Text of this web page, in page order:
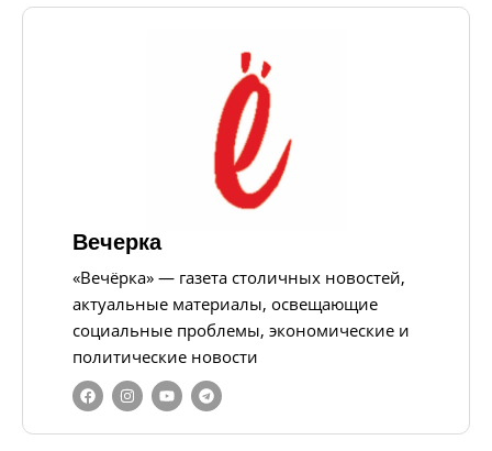
Вечерка
«Вечёрка» — газета столичных новостей,
актуальные материалы, освещающие
социальные проблемы, экономические и
политические новости